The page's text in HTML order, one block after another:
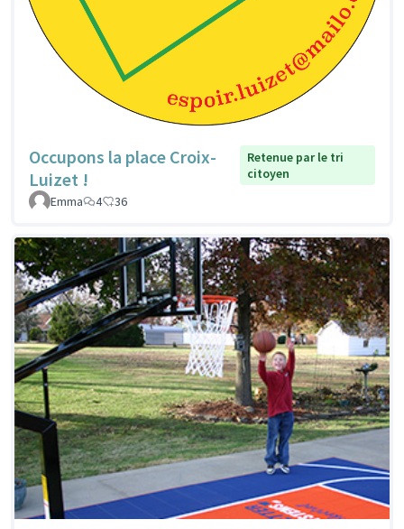
Occupons la place Croix-
Luizet !
Retenue par le tri
citoyen
Emma
4 36